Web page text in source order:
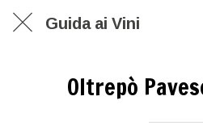
Guida ai Vini
Oltrepò